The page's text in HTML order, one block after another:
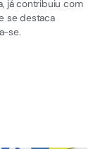
já contribuiu com
se destaca
se.